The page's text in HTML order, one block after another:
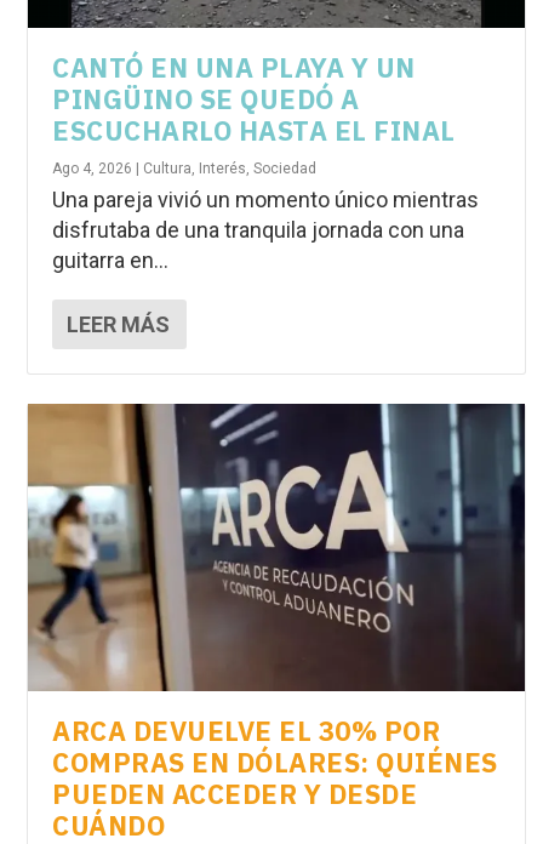
CANTÓ EN UNA PLAYA Y UN
PINGÜINO SE QUEDÓ A
ESCUCHARLO HASTA EL FINAL
Ago 4, 2026 Cultura, Interés,Sociedad
Una pareja vivió un momento único mientras
disfrutaba de una tranquila jornada con una
guitarra en...
LEER MÁS
ARCA DEVUELVE EL 30% POR
COMPRAS EN DÓLARES: QUIÉNES
PUEDEN ACCEDER Y DESDE
CUÁNDO